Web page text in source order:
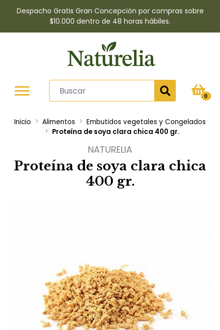
Despacho Gratis Gran Concepción por compras sobre
$10.000 dentro de 48 horas hábiles.
0
Inicio Alimentos
Embutidos vegetales y Congelados
Proteína de soya clara chica 400 gr.
NATURELIA
Proteína de soya clara chica
400 gr.